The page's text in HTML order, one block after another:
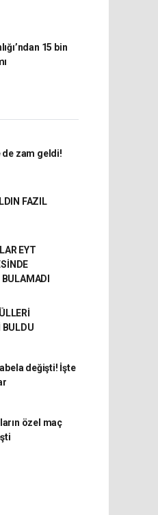
15 bin
de zam geldi!
FAZIL
EYT
BULDU
değişti! İşte
özel maç